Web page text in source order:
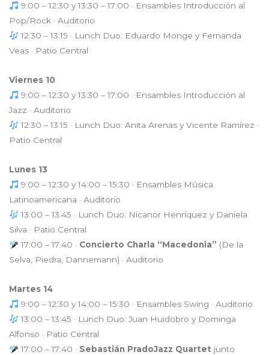
9:00 – 12:30 y 13:30 – 17:00 · Ensambles Introducción al
Pop/Rock · Auditorio
12:30 – 13:15 · Lunch Duo: Eduardo Monge y Fernanda
Veas · Patio Central
Viernes 10
9:00 – 12:30 y 13:30 – 17:00 · Ensambles Introducción al
Jazz · Auditorio
12:30 – 13:15 · Lunch Duo: Anita Arenas y Vicente Ramírez ·
Patio Central
Lunes 13
9:00 – 12:30 y 14:00 – 15:30 · Ensambles Música
Latinoamericana · Auditorio
13:00 – 13:45 · Lunch Duo: Nicanor Henríquez y Daniela
Silva · Patio Central
17:00 – 17:40 · Concierto Charla “Macedonia” (De la
Selva, Piedra, Dannemann) · Auditorio
Martes 14
9:00 – 12:30 y 14:00 – 15:30 · Ensambles Swing · Auditorio
13:00 – 13:45 · Lunch Duo: Juan Huidobro y Dominga
Alfonso · Patio Central
17:00 – 17:40 · Sebastián PradoJazz Quartetjunto